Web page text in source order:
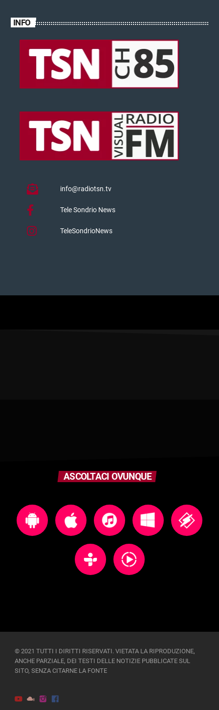
INFO
info@radiotsn.tv
Tele Sondrio News
TeleSondrioNews
ASCOLTACI OVUNQUE
© 2021 TUTTI I DIRITTI RISERVATI. VIETATA LA RIPRODUZIONE,
ANCHE PARZIALE, DEI TESTI DELLE NOTIZIE PUBBLICATE SUL
SITO, SENZA CITARNE LA FONTE